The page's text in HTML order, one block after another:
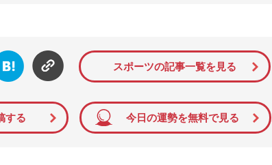
掲載された記事から、インターネット利用者層にとって特に関心の
てな
ク
ーク
スポーツの記事一覧を見る
する 今日の運勢を無料で見る